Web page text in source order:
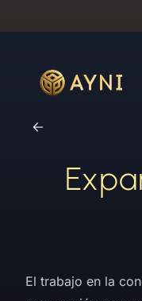
El trabajo en la